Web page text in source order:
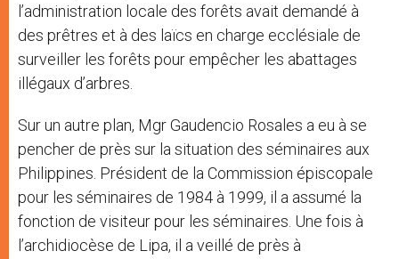
l’administration locale des forêts avait demandé à
des prêtres et à des laïcs en charge ecclésiale de
surveiller les forêts pour empêcher les abattages
illégaux d’arbres.
Sur un autre plan, Mgr Gaudencio Rosales a eu à se
pencher de près sur la situation des séminaires aux
Philippines. Président de la Commission épiscopale
pour les séminaires de 1984 à 1999, il a assumé la
fonction de visiteur pour les séminaires. Une fois à
l’archidiocèse de Lipa, il a veillé de près à